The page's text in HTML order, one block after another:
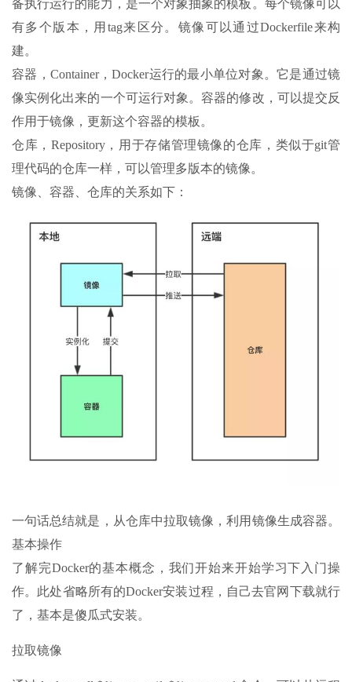
备执行运行的能力，是一个对象抽象的模板。每个镜像可以
有多个版本，用tag来区分。镜像可以通过Dockerfile来构
建。
容器，Container，Docker运行的最小单位对象。它是通过镜
像实例化出来的一个可运行对象。容器的修改，可以提交反
作用于镜像，更新这个容器的模板。
仓库，Repository，用于存储管理镜像的仓库，类似于git管
理代码的仓库一样，可以管理多版本的镜像。
镜像、容器、仓库的关系如下：
一句话总结就是，从仓库中拉取镜像，利用镜像生成容器。
基本操作
了解完Docker的基本概念，我们开始来开始学习下入门操
作。此处省略所有的Docker安装过程，自己去官网下载就行
了，基本是傻瓜式安装。
拉取镜像